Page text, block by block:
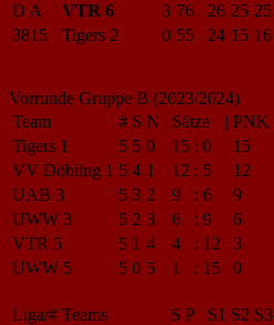
D A
VTR 6 3 76 26 25 25
3815
Tigers 2 0 55 24 15 16
Vorrunde Gruppe B (2023/2024)
Team
# S N | Sätze | PNK
Tigers 1
5 5 0 15 : 0
15
VV Döbling 1 5 4 1 12 : 5
12
UAB 3
5 3 2 9 : 6
9
UWW 3
5 2 3 6 : 9
6
VTR 5
5 1 4 4 : 12
3
UWW 5
5 0 5 1 : 15 0
Liga/# Teams S P S1 S2 S3